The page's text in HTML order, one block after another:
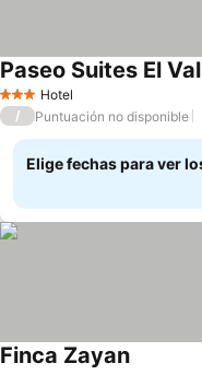
3 Estrellas
Hotel
Paseo Suites El
/ Puntuación no disponible
Elige fechas para ver
Finca ZayanVer